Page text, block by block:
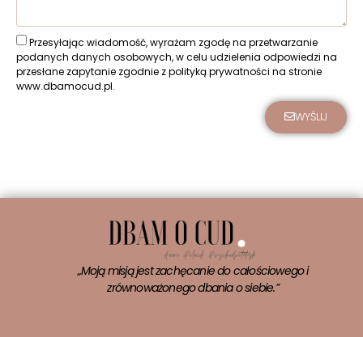
Przesyłając wiadomość, wyrażam zgodę na przetwarzanie
podanych danych osobowych, w celu udzielenia odpowiedzi na
przesłane zapytanie zgodnie z polityką prywatności na stronie
www.dbamocud.pl
WYŚLIJ
„Moją misją jest zachęcanie do całościowego i
zrównoważonego dbania o siebie.”